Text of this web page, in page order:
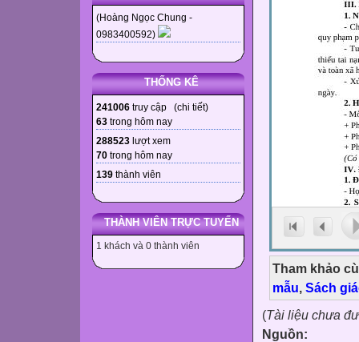
(Hoàng Ngọc Chung -
0983400592)
THỐNG KÊ
241006 truy cập (chi tiết)
63 trong hôm nay
288523 lượt xem
70 trong hôm nay
139 thành viên
THÀNH VIÊN TRỰC TUYẾN
1 khách và 0 thành viên
Tham khảo
mẫu, Sách
(Tài liệu chưa
Nguồn: